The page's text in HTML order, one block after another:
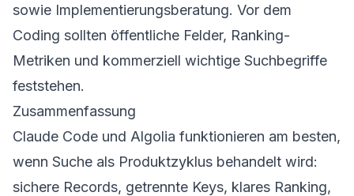
sowie Implementierungsberatung. Vor dem
Coding sollten öffentliche Felder, Ranking-
Metriken und kommerziell wichtige Suchbegriffe
feststehen.
Zusammenfassung
Claude Code und Algolia funktionieren am besten,
wenn Suche als Produktzyklus behandelt wird:
sichere Records, getrennte Keys, klares Ranking,